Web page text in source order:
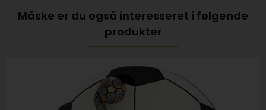
Måske er du også interesseret i følgende
produkter